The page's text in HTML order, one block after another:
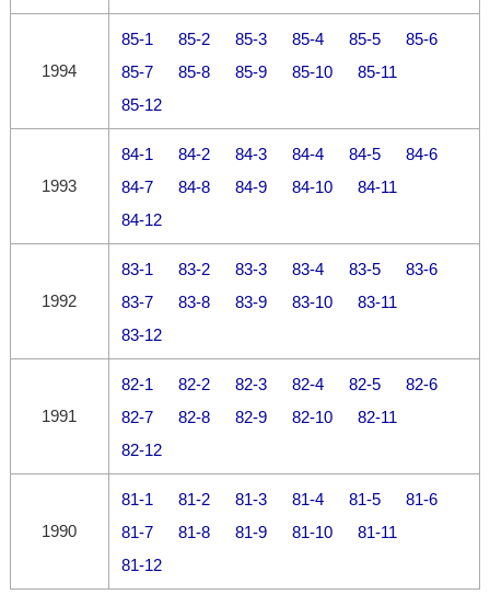
1994
85-1 85-2 85-3 85-4 85-5
85-6
85-7
85-8 85-9 85-10
85-11
85-12
1993
84-1 84-2 84-3 84-4 84-5
84-6
84-7
84-8 84-9 84-10
84-11
84-12
1992
83-1 83-2 83-3 83-4 83-5
83-6
83-7
83-8 83-9 83-10
83-11
83-12
1991
82-1 82-2 82-3 82-4 82-5
82-6
82-7
82-8 82-9 82-10
82-11
82-12
1990
81-1 81-2 81-3 81-4 81-5
81-6
81-7
81-8 81-9 81-10
81-11
81-12